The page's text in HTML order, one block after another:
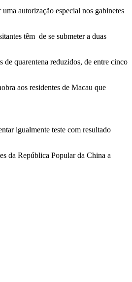
autorização especial nos gabinetes
têm de se submeter a duas
de quarentena reduzidos, de entre cinco
aos residentes de Macau que
igualmente teste com resultado
da República Popular da China a